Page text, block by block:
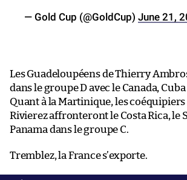
— Gold Cup (@GoldCup) June 21,
Les Guadeloupéens de Thierry
dans le groupe D avec le Canada,
Quant à la Martinique, les coéquipiers
Rivierez affronteront le Costa Rica, le
Panama dans le groupe C.
Tremblez, la France s’exporte.